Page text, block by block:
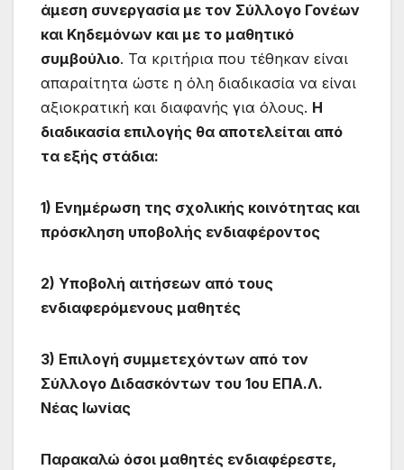
άμεση συνεργασία με τον Σύλλογο Γονέων
και Κηδεμόνων και με το μαθητικό
συμβούλιο. Τα κριτήρια που τέθηκαν είναι
απαραίτητα ώστε η όλη διαδικασία να είναι
αξιοκρατική και διαφανής για όλους. Η
διαδικασία επιλογής θα αποτελείται από
τα εξής στάδια:
1) Ενημέρωση της σχολικής κοινότητας και
πρόσκληση υποβολής ενδιαφέροντος
2) Υποβολή αιτήσεων από τους
ενδιαφερόμενους μαθητές
3) Επιλογή συμμετεχόντων από τον
Σύλλογο Διδασκόντων του 1ου ΕΠΑ.Λ.
Νέας Ιωνίας
Παρακαλώ όσοι μαθητές ενδιαφέρεστε,